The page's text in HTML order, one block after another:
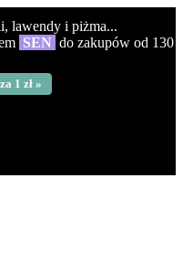
lawendy i piżma...
SEN do zakupów od 130
1 zł »